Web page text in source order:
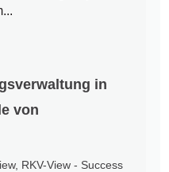
in
von
, RKV-View - Success